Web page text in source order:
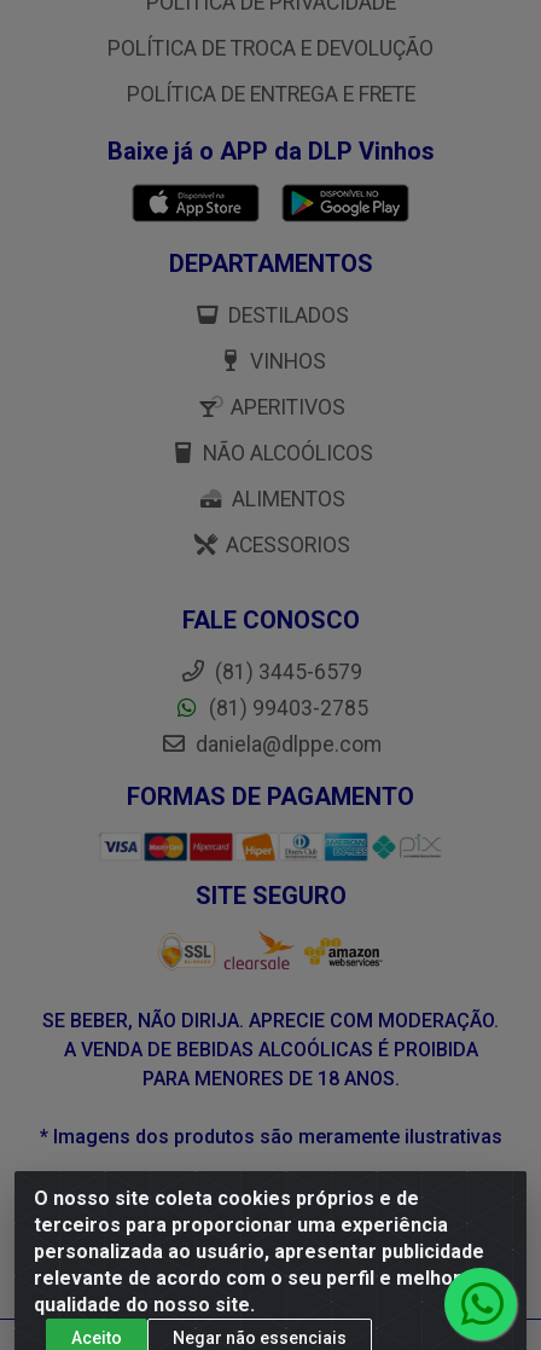
O nosso site coleta cookies próprios e de
terceiros para proporcionar uma experiência
personalizada ao usuário, apresentar publicidade
relevante de acordo com o seu perfil e melhorar a
qualidade do nosso site.
Aceito Negar não essenciais
POLÍTICA DE TROCA E DEVOLUÇÃO
POLÍTICA DE ENTREGA E FRETE
Baixe já o APP da DLP Vinhos
DEPARTAMENTOS
DESTILADOS
VINHOS
APERITIVOS
NÃO ALCOÓLICOS
ALIMENTOS
ACESSORIOS
FALE CONOSCO
(81) 3445-6579
(81) 99403-2785
daniela@dlppe.com
FORMAS DE PAGAMENTO
SITE SEGURO
SE BEBER, NÃO DIRIJA. APRECIE COM MODERAÇÃO.
A VENDA DE BEBIDAS ALCOÓLICAS É PROIBIDA
PARA MENORES DE 18 ANOS.
* Imagens dos produtos são meramente ilustrativas
DLP Vinhos - Av. Engenheiro Abdias de Carvalho, 962 -
Torrões, Recife/PE - CEP 50.640-525 - CNPJ
05.429.222/0001-48